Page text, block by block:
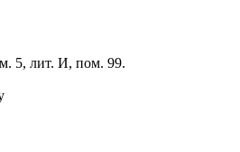
5, лит. И, пом. 99.